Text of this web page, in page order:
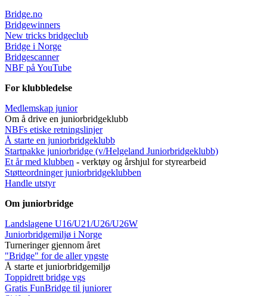
Bridge.no
Bridgewinners
New tricks bridgeclub
Bridge i Norge
Bridgescanner
NBF på YouTube
For klubbledelse
Medlemskap junior
Om å drive en juniorbridgeklubb
NBFs etiske retningslinjer
Å starte en juniorbridgeklubb
Startpakke juniorbridge (v/Helgeland Juniorbridgeklubb)
Et år med klubben - verktøy og årshjul for styrearbeid
Støtteordninger juniorbridgeklubben
Handle utstyr
Om juniorbridge
Landslagene U16/U21/U26/U26W
Juniorbridgemiljø i Norge
Turneringer gjennom året
"Bridge" for de aller yngste
Å starte et juniorbridgemiljø
Toppidrett bridge vgs
Gratis FunBridge til juniorer